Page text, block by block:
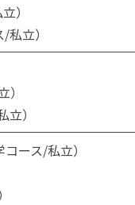
）
立）
）
ース/私立）